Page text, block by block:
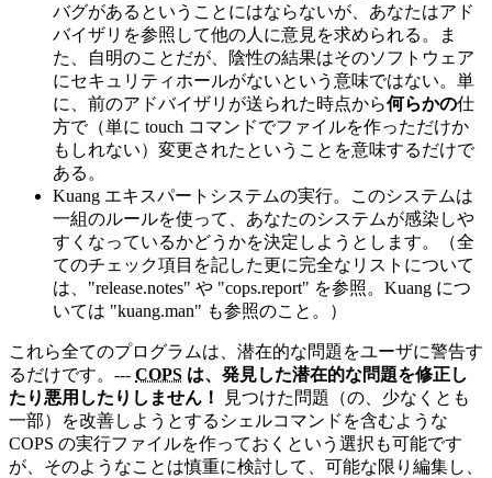
バグがあるということにはならないが、あなたはアド
バイザリを参照して他の人に意見を求められる。ま
た、自明のことだが、陰性の結果はそのソフトウェア
にセキュリティホールがないという意味ではない。単
に、前のアドバイザリが送られた時点から何らかの仕
方で（単に touch コマンドでファイルを作っただけか
もしれない）変更されたということを意味するだけで
ある。
Kuang エキスパートシステムの実行。このシステムは
一組のルールを使って、あなたのシステムが感染しや
すくなっているかどうかを決定しようとします。（全
てのチェック項目を記した更に完全なリストについて
は、"release.notes" や "cops.report" を参照。Kuang につ
いては "kuang.man" も参照のこと。）
これら全てのプログラムは、潜在的な問題をユーザに警告す
るだけです。--- COPS は、発見した潜在的な問題を修正し
たり悪用したりしません！
見つけた問題（の、少なくとも
一部）を改善しようとするシェルコマンドを含むような
COPS の実行ファイルを作っておくという選択も可能です
が、そのようなことは慎重に検討して、可能な限り編集し、